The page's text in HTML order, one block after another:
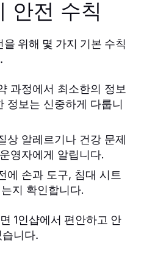
안전 수칙
위해 몇 가지 기본 수칙
과정에서 최소한의 정보
정보는 신중하게 다룹니
상 알레르기나 건강 문제
영자에게 알립니다.
에 손과 도구, 침대 시트
지 확인합니다.
1인샵에서 편안하고 안
니다.